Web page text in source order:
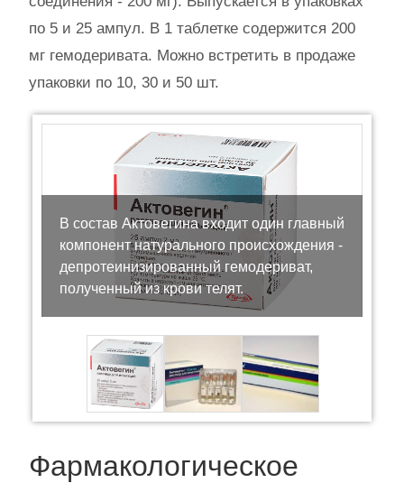
по 5 и 25 ампул. В 1 таблетке содержится 200
мг гемодеривата. Можно встретить в продаже
упаковки по 10, 30 и 50 шт.
В состав Актовегина входит один главный
компонент натурального происхождения -
депротеинизированный гемодериват,
полученный из крови телят.
Фармакологическое